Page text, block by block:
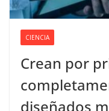
CIENCIA
Crean por
diseñados